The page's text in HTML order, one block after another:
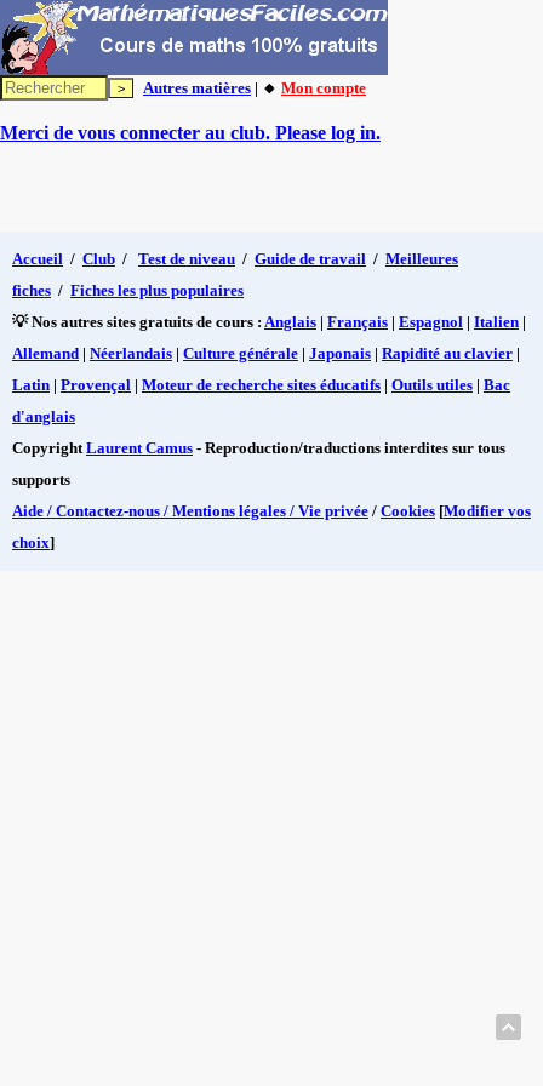
Autres matières | 🔸 Mon compte
Merci de vous connecter au club. Please log in.
Accueil / Club / Test de niveau / Guide de travail / Meilleures
fiches / Fiches les plus populaires
💡 Nos autres sites gratuits de cours : Anglais | Français | Espagnol | Italien |
Allemand | Néerlandais | Culture générale | Japonais | Rapidité au clavier |
Latin | Provençal | Moteur de recherche sites éducatifs | Outils utiles | Bac
d'anglais
CopyrightLaurent Camus - Reproduction/traductions interdites sur tous
supports
Aide / Contactez-nous / Mentions légales / Vie privée / Cookies [Modifier vos
choix]